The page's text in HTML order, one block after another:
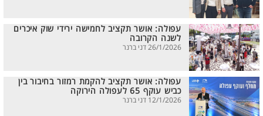
עפולה: אושר תקציב לחמישה ירידי שוק איכרים
לשנה הקרובה
26/1/2026 דני ברנר
עפולה: אושר תקציב להקמת רמזור בחיבור בין
כביש עוקף 65 לעפולה הירוקה
12/1/2026 דני ברנר